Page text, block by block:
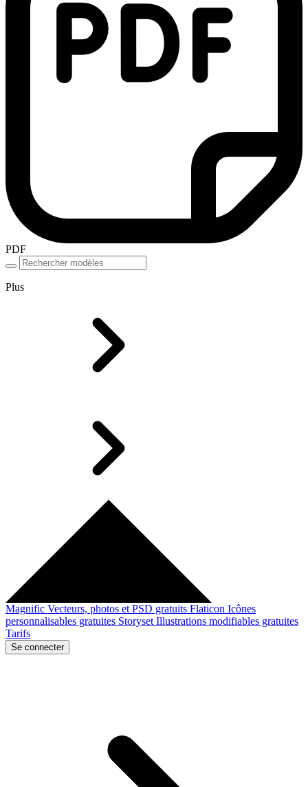
PDF
Plus
Magnific Vecteurs, photos et PSD gratuits Flaticon Icônes
personnalisables gratuites Storyset Illustrations modifiables gratuites
Tarifs
Se connecter